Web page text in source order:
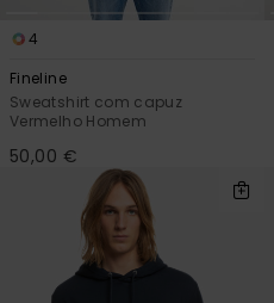
4
Fineline
Sweatshirt com capuz
Vermelho Homem
50,00 €